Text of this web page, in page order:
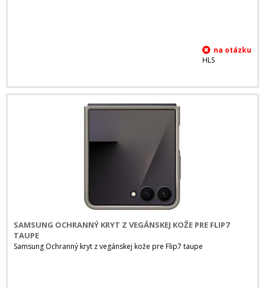
HLS
SAMSUNG OCHRANNÝ KRYT Z VEGÁNSKEJ KOŽE PRE FLIP7
TAUPE
Samsung Ochranný kryt z vegánskej kože pre Flip7 taupe